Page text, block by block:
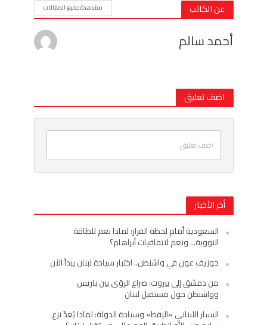
عن الكاتب مشاهدة جميع المقالات
أحمد سالم
اضف تعليق
اضف تعليق
أخر الأخبار
السعودية أمام لحظة القرار: لماذا نعم للطاقة
النووية… ونعم لاتفاقيات أبراهام؟
جوزيف عون في واشنطن.. اختبار سيادة لبنان يبدأ الآن
من دمشق إلى بيروت: صراع الرؤى بين باريس
وواشنطن حول مستقبل لبنان
اليسار اللبناني «اليقظ» وسيادة الدولة: لماذا يُعدّ نزع